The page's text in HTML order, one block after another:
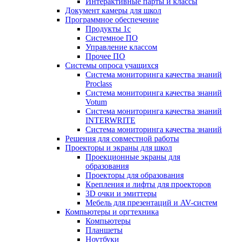
Документ камеры для школ
Программное обеспечение
Продукты 1с
Системное ПО
Управление классом
Прочее ПО
Системы опроса учащихся
Система мониторинга качества знаний
Proclass
Система мониторинга качества знаний
Votum
Система мониторинга качества знаний
INTERWRITE
Система мониторинга качества знаний
Решения для совместной работы
Проекторы и экраны для школ
Проекционные экраны для
образования
Проекторы для образования
Крепления и лифты для проекторов
3D очки и эмиттеры
Мебель для презентаций и AV-систем
Компьютеры и оргтехника
Компьютеры
Планшеты
Ноутбуки